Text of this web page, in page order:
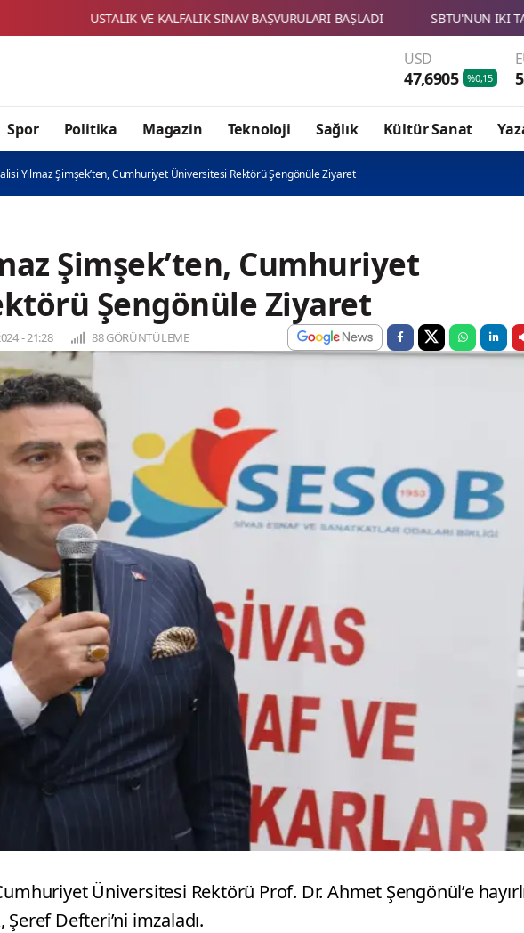
USD
47,6905 %0,15
Spor Politika Magazin Teknoloji Sağlık Kültür Sanat
Yılmaz Şimşek’ten, Cumhuriyet Üniversitesi Rektörü Şengönüle Ziyaret
Şimşek’ten, Cumhuriyet
Şengönüle Ziyaret
- 21:28 88 GÖRÜNTÜLEME
Üniversitesi Rektörü Prof. Dr. Ahmet Şengönül’e
Defteri’ni imzaladı.